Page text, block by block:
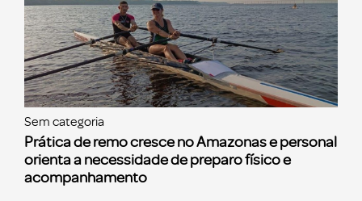
Sem categoria
Prática de remo cresce no Amazonas e personal
orienta a necessidade de preparo físico e
acompanhamento